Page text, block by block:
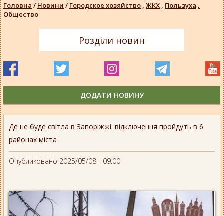
Де не буде світла в Запоріжжі: відключення пройдуть в 6
районах міста
Опубликовано 2025/05/08 - 09:00
Головна / Новини / Городское хозяйство , ЖКХ , Пользуха ,
Общество
Розділи новин
ДОДАТИ НОВИНУ